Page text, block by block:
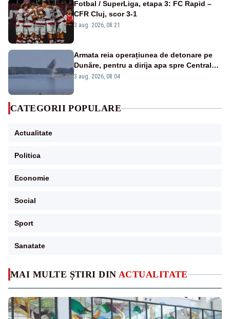
MAI MULTE ȘTIRI DIN ACTUALITATE
Fotbal / SuperLiga, etapa 3: FC Rapid –
CFR Cluj, scor 3-1
3 aug. 2026, 08:21
Armata reia operațiunea de detonare pe
Dunăre, pentru a dirija apa spre Centrala
Cernavodă
3 aug. 2026, 08:04
CATEGORII POPULARE
Actualitate
Politica
Economie
Social
Sport
Sanatate